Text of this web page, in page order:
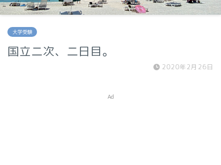
大学受験
国立二次、二日目。
2020年2月26日
Ad